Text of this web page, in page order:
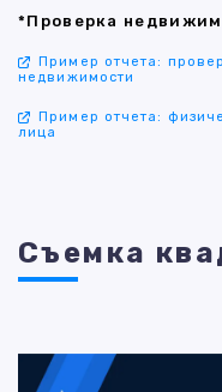
*Проверка
Пример отчета:
недвижимости
Пример отчета:
лица
Съемка